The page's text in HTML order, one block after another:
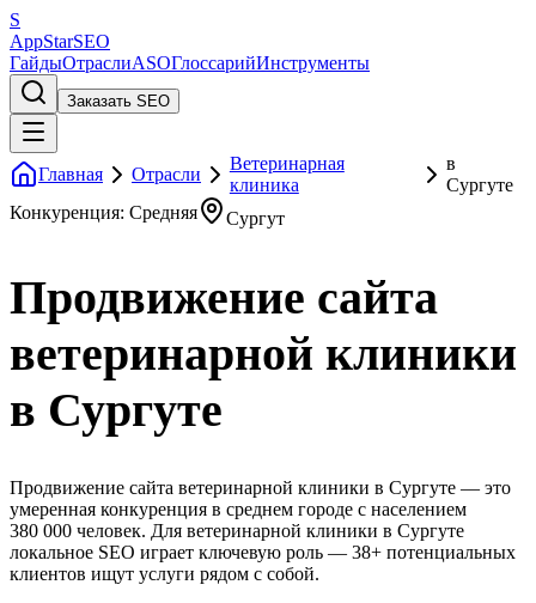
S
AppStarSEO
ГайдыОтраслиASOГлоссарийИнструменты
Заказать SEO
Главная Отрасли
Ветеринарная
клиника
в
Сургуте
Конкуренция: Средняя
Сургут
Продвижение сайта
ветеринарной клиники
в Сургуте
Продвижение сайта ветеринарной клиники в Сургуте — это
умеренная конкуренция в среднем городе с населением
380 000 человек. Для ветеринарной клиники в Сургуте
локальное SEO играет ключевую роль — 38+ потенциальных
клиентов ищут услуги рядом с собой.